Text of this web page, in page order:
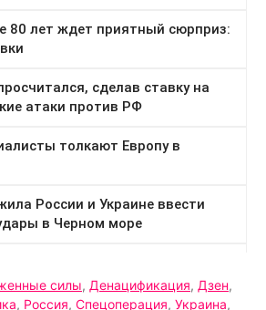
силы, Денацификация, Дзен,
, Россия, Спецоперация, Украина,